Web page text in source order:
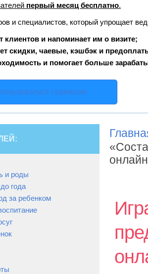
первый месяц бесплатно.
и специалистов, который упрощает
клиентов и напоминает им о визите;
скидки, чаевые, кэшбэк и
и помогает больше
сервисом
онлайн
и роды
года
за ребенком